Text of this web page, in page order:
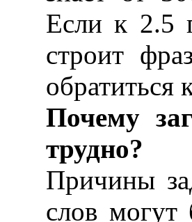
Если к 2.5
строит
обратиться
Почему
трудно?
Причины
слов могут